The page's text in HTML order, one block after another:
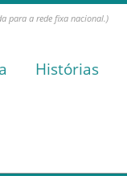
para a rede fixa nacional.)
Histórias